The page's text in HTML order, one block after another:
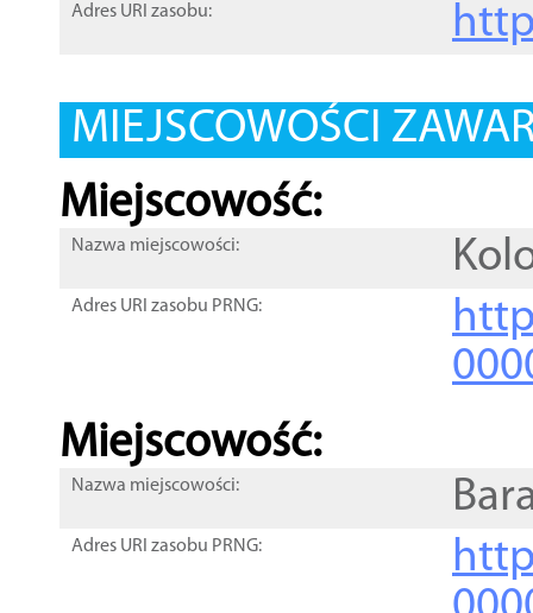
Adres URI zasobu:
MIEJSCOWOŚCI
Miejscowość:
Nazwa miejscowości:
Adres URI zasobu PRNG:
Miejscowość:
Nazwa miejscowości:
Adres URI zasobu PRNG: